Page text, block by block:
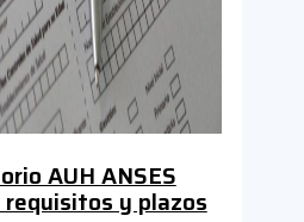
AUH ANSES
y plazos